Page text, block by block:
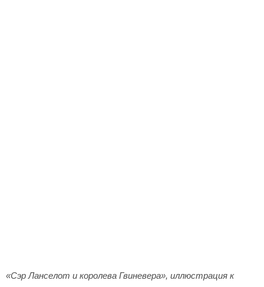
«Сэр Ланселот и королева Гвиневера», иллюстрация к